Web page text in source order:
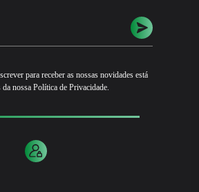
para receber as nossas novidades está
nossa Política de Privacidade.